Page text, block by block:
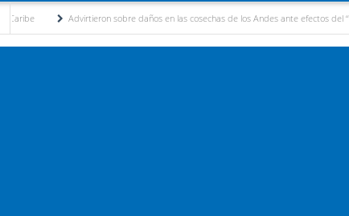
Advirtieron sobre daños en las cosechas de los Andes ante efectos del ‘‘Superniño’’